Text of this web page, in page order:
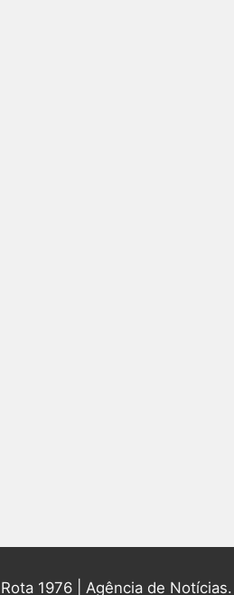
1976 | Agência de Notícias.